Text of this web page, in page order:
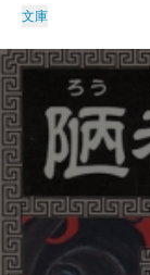
文庫